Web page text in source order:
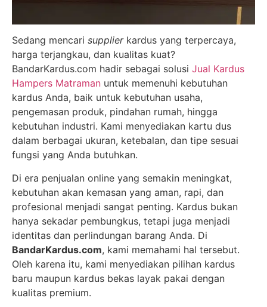
Sedang mencari supplierkardus yang terpercaya,
harga terjangkau, dan kualitas kuat?
BandarKardus.com hadir sebagai solusi Jual Kardus
Hampers Matraman untuk memenuhi kebutuhan
kardus Anda, baik untuk kebutuhan usaha,
pengemasan produk, pindahan rumah, hingga
kebutuhan industri. Kami menyediakan kartu dus
dalam berbagai ukuran, ketebalan, dan tipe sesuai
fungsi yang Anda butuhkan.
Di era penjualan online yang semakin meningkat,
kebutuhan akan kemasan yang aman, rapi, dan
profesional menjadi sangat penting. Kardus bukan
hanya sekadar pembungkus, tetapi juga menjadi
identitas dan perlindungan barang Anda. Di
BandarKardus.com, kami memahami hal tersebut.
Oleh karena itu, kami menyediakan pilihan kardus
baru maupun kardus bekas layak pakai dengan
kualitas premium.